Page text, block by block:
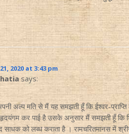
2020 at 3:43 pm
says:
अल्प मति से मैं यह समझती हूँ कि ईश्वर-प्राप्ति
कर पाई है उसके अनुसार मैं समझती हूँ कि
साधक को लब्ध कराता है । रामचरितमानस में